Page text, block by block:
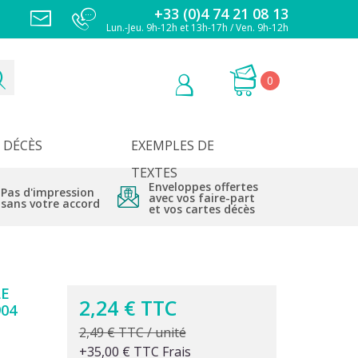
+33 (0)4 74 21 08 13
Lun.-Jeu. 9h-12h et 13h-17h / Ven. 9h-12h
0
DÉCÈS
EXEMPLES DE
TEXTES
Pas d'impression
sans votre accord
Enveloppes offertes
avec vos faire-part
et vos cartes décès
2,24 € TTC
2,49 € TTC / unité
+35,00 € TTC Frais